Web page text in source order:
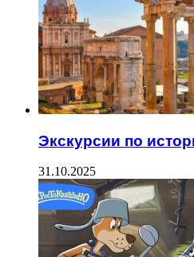
Экскурсии по
31.10.2025